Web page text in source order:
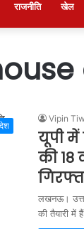
राजनीति खेल
Vipin
यूपी में
की 18
लखनऊ। उत्तर
की तैयारी में